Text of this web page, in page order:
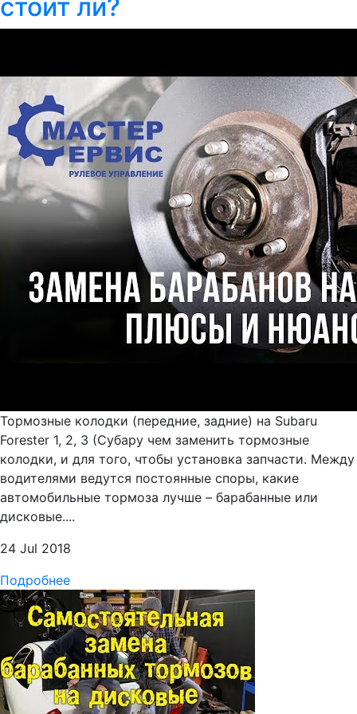
стоит ли?
Тормозные колодки (передние, задние) на Subaru
Forester 1, 2, 3 (Субару чем заменить тормозные
колодки, и для того, чтобы установка запчасти. Между
водителями ведутся постоянные споры, какие
автомобильные тормоза лучше – барабанные или
дисковые....
24 Jul 2018
Подробнее